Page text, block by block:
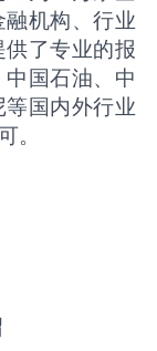
机构、行业
了专业的报
中国石油、中
国内外行业
。